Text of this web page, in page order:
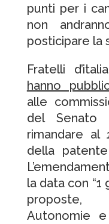
punti per i
non
posticipare la
Fratelli
hanno
alle
del Senato
rimandare al
della
la data con “1
proposte,
Autonomie